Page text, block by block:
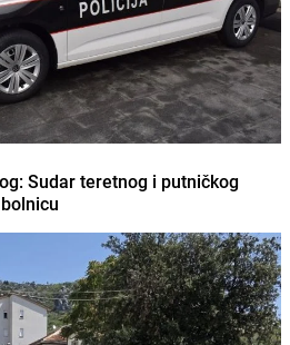
Sudar teretnog i putničkog